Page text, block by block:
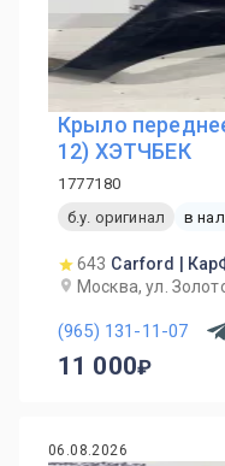
Крыло
12) ХЭТЧБЕК
1777180
б.у. оригинал
в
643 Carford |
Москва, ул.
(965) 131-11-07
11 000
06.08.2026